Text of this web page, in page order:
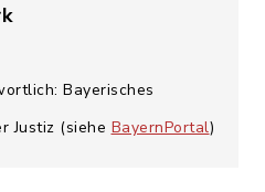
Bayerisches
Justiz (siehe BayernPortal)